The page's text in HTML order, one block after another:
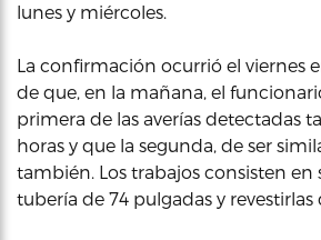
lunes y miércoles.
La confirmación ocurrió el viernes
de que, en la mañana, el
primera de las averías detectadas
horas y que la segunda, de ser
también. Los trabajos consisten en
tubería de 74 pulgadas y